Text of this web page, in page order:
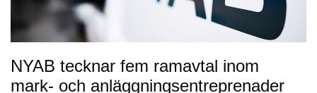
NYAB tecknar fem ramavtal inom
mark- och anläggningsentreprenader